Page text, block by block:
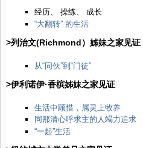
经历、 操练、 成长
“大翻转” 的生活
>列治文(Richmond）姊妹之家见证
从“同伙”到“门徒”
>伊利诺伊·香槟姊妹之家见证
生活中顾惜，属灵上牧养
同那清心呼求主的人竭力追求
“一起”生活